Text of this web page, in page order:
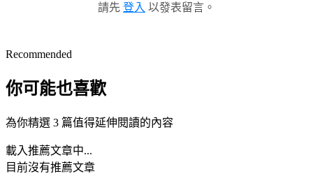
請先 登入 以發表留言。
Recommended
你可能也喜歡
為你精選 3 篇值得延伸閱讀的內容
載入推薦文章中...
目前沒有推薦文章